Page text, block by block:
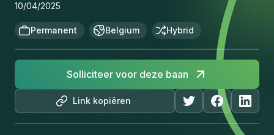
10/04/2025
Permanent Belgium Hybrid
Link kopiëren
Solliciteer voor deze baan